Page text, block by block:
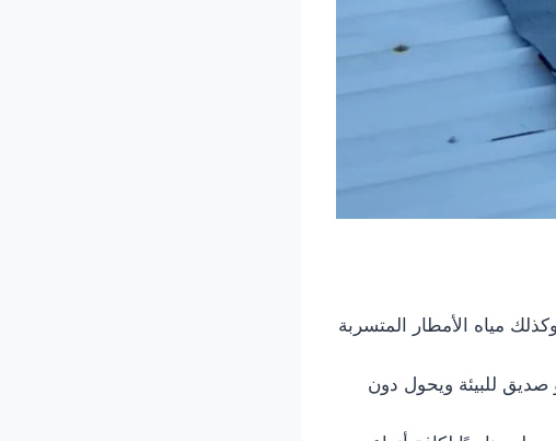
مياه الأمطار المتسربة
صديق للبيئة ويحول دون